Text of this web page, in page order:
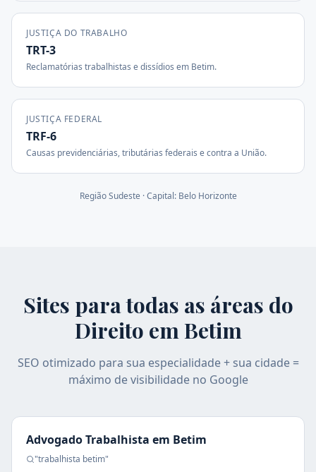
JUSTIÇA DO TRABALHO
TRT-3
Reclamatórias trabalhistas e dissídios em Betim.
JUSTIÇA FEDERAL
TRF-6
Causas previdenciárias, tributárias federais e contra a União.
RegiãoSudeste · Capital: Belo Horizonte
Sites para todas as áreas do
Direito emBetim
SEO otimizado para sua especialidade + sua cidade =
máximo de visibilidade no Google
Advogado Trabalhista em Betim
"trabalhista betim"